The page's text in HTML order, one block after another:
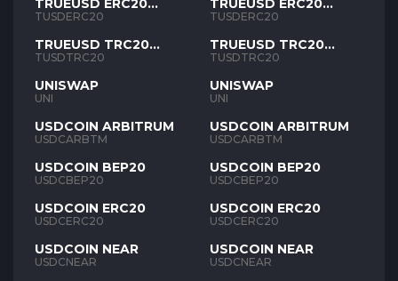
TRUEUSD ERC20
TUSD
TUSDERC20
TRUEUSD TRC20
TUSD
TUSDTRC20
UNISWAP
UNI
USDCOIN ARBITRUM
USDCARBTM
USDCOIN BEP20
USDCBEP20
USDCOIN ERC20
USDCERC20
USDCOIN NEAR
USDCNEAR
TRUEUSD ERC20
TUSD
TUSDERC20
TRUEUSD TRC20
TUSD
TUSDTRC20
UNISWAP
UNI
USDCOIN ARBITRUM
USDCARBTM
USDCOIN BEP20
USDCBEP20
USDCOIN ERC20
USDCERC20
USDCOIN NEAR
USDCNEAR